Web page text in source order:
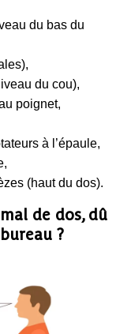
du bas du
du cou),
poignet,
à l’épaule,
(haut du dos).
de dos, dû
?